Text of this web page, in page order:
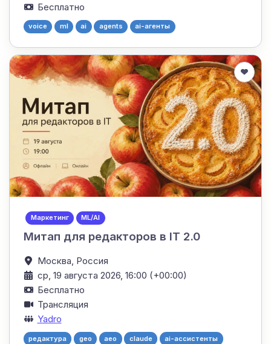
Бесплатно
voice ml ai agents ai-агенты
Маркетинг ML/AI
Митап для редакторов в IT 2.0
Москва, Россия
ср, 19 августа 2026, 16:00 (+00:00)
Бесплатно
Трансляция
Yadro
редактура geo aeo claude ai-ассистенты